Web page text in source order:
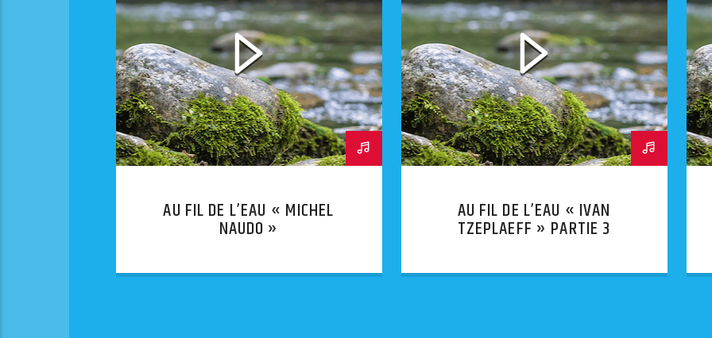
AU FIL DE L’EAU « MICHEL
NAUDO »
AU FIL DE L’EAU « IVAN
TZEPLAEFF » PARTIE 3